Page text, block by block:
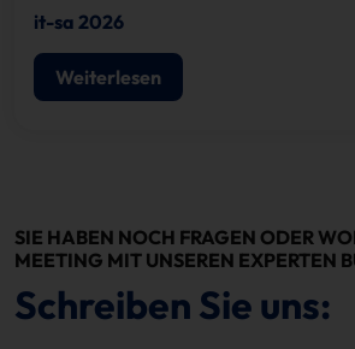
it-sa 2026
Weiterlesen
SIE HABEN NOCH FRAGEN ODER
MEETING MIT UNSEREN EXPERTEN
Schreiben Sie uns: